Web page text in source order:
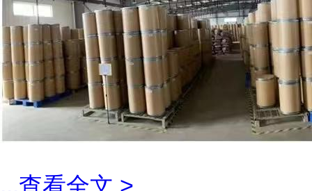
...查看全文 >